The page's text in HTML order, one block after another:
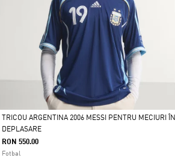
Da
TRICOU ARGENTINA 2006 MESSI PENTRU MECIURI ÎN
DEPLASARE
RON 550.00
Fotbal